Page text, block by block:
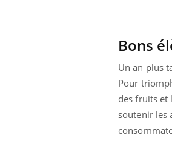
Bons
Un an plus
Pour
des fruits et
soutenir les